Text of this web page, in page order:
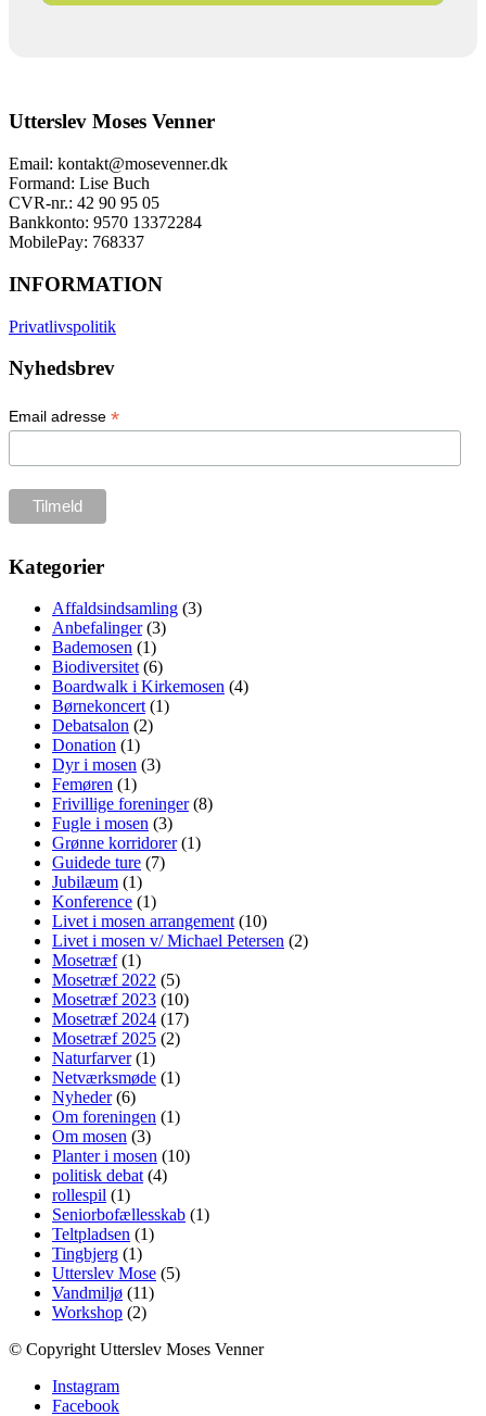
Utterslev Moses Venner
Email: kontakt@mosevenner.dk
Formand: Lise Buch
CVR-nr.: 42 90 95 05
Bankkonto: 9570 13372284
MobilePay: 768337
INFORMATION
Privatlivspolitik
Nyhedsbrev
Email adresse *
Kategorier
Affaldsindsamling (3)
Anbefalinger(3)
Bademosen (1)
Biodiversitet (6)
Boardwalk i Kirkemosen (4)
Børnekoncert (1)
Debatsalon (2)
Donation (1)
Dyr i mosen (3)
Femøren (1)
Frivillige foreninger(8)
Fugle i mosen (3)
Grønne korridorer(1)
Guidede ture (7)
Jubilæum (1)
Konference (1)
Livet i mosen arrangement (10)
Livet i mosen v/ Michael Petersen (2)
Mosetræf(1)
Mosetræf 2022 (5)
Mosetræf 2023 (10)
Mosetræf 2024 (17)
Mosetræf 2025 (2)
Naturfarver(1)
Netværksmøde (1)
Nyheder(6)
Om foreningen (1)
Om mosen (3)
Planter i mosen (10)
politisk debat (4)
rollespil (1)
Seniorbofællesskab (1)
Teltpladsen (1)
Tingbjerg (1)
Utterslev Mose (5)
Vandmiljø (11)
Workshop (2)
© Copyright Utterslev Moses Venner
Instagram
Facebook